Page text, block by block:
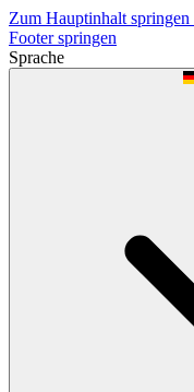
Zum Hauptinhalt springen
Footer springen
Sprache